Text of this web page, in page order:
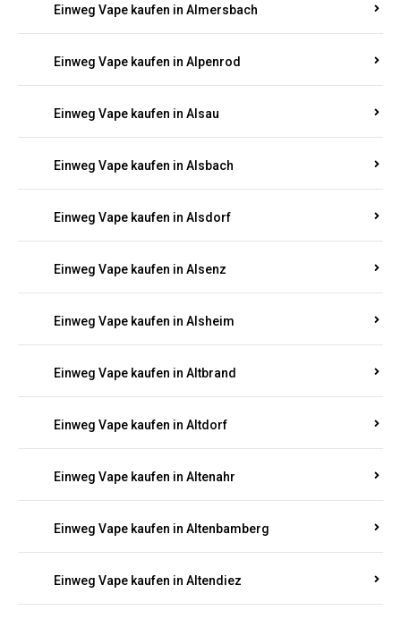
Einweg Vape kaufen in Almersbach
Einweg Vape kaufen in Alpenrod
Einweg Vape kaufen in Alsau
Einweg Vape kaufen in Alsbach
Einweg Vape kaufen in Alsdorf
Einweg Vape kaufen in Alsenz
Einweg Vape kaufen in Alsheim
Einweg Vape kaufen in Altbrand
Einweg Vape kaufen in Altdorf
Einweg Vape kaufen in Altenahr
Einweg Vape kaufen in Altenbamberg
Einweg Vape kaufen in Altendiez